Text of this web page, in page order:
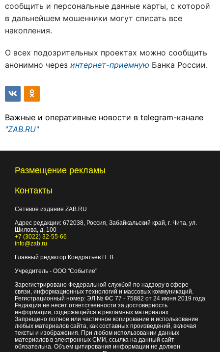
сообщить и персональные данные карты, с которой
в дальнейшем мошенники могут списать все
накопления.
О всех подозрительных проектах можно сообщить
анонимно через интернет-приемную Банка России.
Важные и оперативные новости в telegram-канале
"ZAB.RU"
Размещение рекламы
Контакты
Сетевое издание ZAB.RU
Адрес редакции: 672038 , Россия, Забайкальский край, г. Чита ул.
Шилова, д. 100
+7 (3022) 32-55-66
info@zab.ru
Главный редактор Кондратьев Н. В.
Учредитель - ООО "Событие"
Зарегистрировано Федеральной службой по надзору в сфере
связи, информационных технологий и массовых коммуникаций.
Регистрационный номер: ЭЛ № ФС 77 - 75882 от 24 июня 2019 года
Редакция не несет ответственности за достоверность
информации, содержащейся в рекламных материалах
Запрещено полное или частичное копирование и использование
любых материалов сайта, как составных произведений, включая
тексты и изображения. При любом использовании данных
материалов в электронных СМИ, ссылка на данный сайт
обязательна. Объем цитирования информации не должен